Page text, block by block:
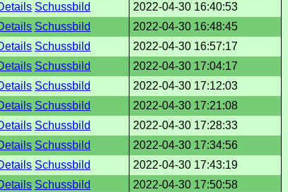
Schussbild
2022-04-30 16:40:53
Schussbild
2022-04-30 16:48:45
Schussbild
2022-04-30 16:57:17
Schussbild
2022-04-30 17:04:17
Schussbild
2022-04-30 17:12:03
Schussbild
2022-04-30 17:21:08
Schussbild
2022-04-30 17:28:33
Schussbild
2022-04-30 17:34:56
Schussbild
2022-04-30 17:43:19
Schussbild
2022-04-30 17:50:58